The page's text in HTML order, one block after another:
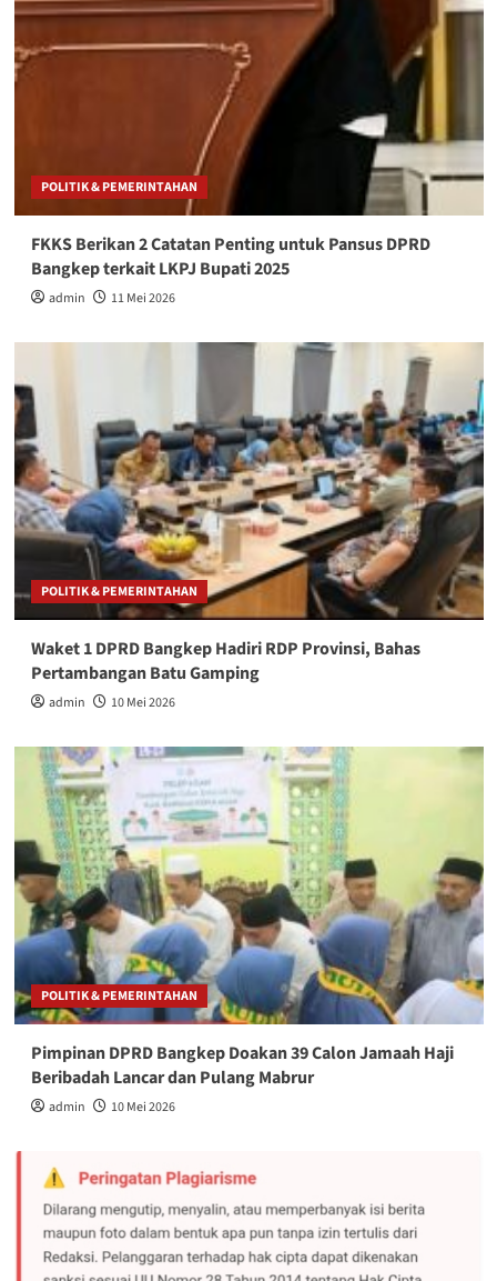
POLITIK & PEMERINTAHAN
FKKS Berikan 2 Catatan Penting untuk Pansus DPRD
Bangkep terkait LKPJ Bupati 2025
admin 11 Mei 2026
POLITIK & PEMERINTAHAN
Waket 1 DPRD Bangkep Hadiri RDP Provinsi, Bahas
Pertambangan Batu Gamping
admin 10 Mei 2026
POLITIK & PEMERINTAHAN
Pimpinan DPRD Bangkep Doakan 39 Calon Jamaah Haji
Beribadah Lancar dan Pulang Mabrur
admin 10 Mei 2026